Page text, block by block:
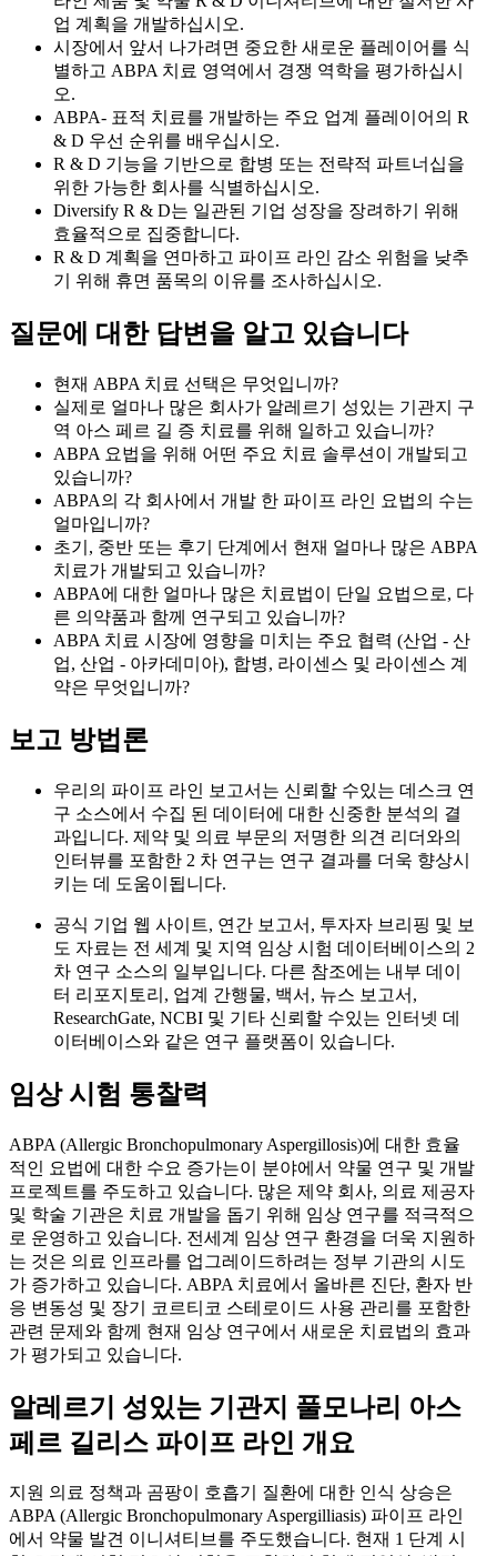
업 계획을 개발하십시오.
시장에서 앞서 나가려면 중요한 새로운 플레이어를 식
별하고 ABPA 치료 영역에서 경쟁 역학을 평가하십시
오.
ABPA- 표적 치료를 개발하는 주요 업계 플레이어의 R
& D 우선 순위를 배우십시오.
R & D 기능을 기반으로 합병 또는 전략적 파트너십을
위한 가능한 회사를 식별하십시오.
Diversify R & D는 일관된 기업 성장을 장려하기 위해
효율적으로 집중합니다.
R & D 계획을 연마하고 파이프 라인 감소 위험을 낮추
기 위해 휴면 품목의 이유를 조사하십시오.
질문에 대한 답변을 알고 있습니다
현재 ABPA 치료 선택은 무엇입니까?
실제로 얼마나 많은 회사가 알레르기 성있는 기관지 구
역 아스 페르 길 증 치료를 위해 일하고 있습니까?
ABPA 요법을 위해 어떤 주요 치료 솔루션이 개발되고
있습니까?
ABPA의 각 회사에서 개발 한 파이프 라인 요법의 수는
얼마입니까?
초기, 중반 또는 후기 단계에서 현재 얼마나 많은 ABPA
치료가 개발되고 있습니까?
ABPA에 대한 얼마나 많은 치료법이 단일 요법으로, 다
른 의약품과 함께 연구되고 있습니까?
ABPA 치료 시장에 영향을 미치는 주요 협력 (산업 - 산
업, 산업 - 아카데미아), 합병, 라이센스 및 라이센스 계
약은 무엇입니까?
보고 방법론
우리의 파이프 라인 보고서는 신뢰할 수있는 데스크 연
구 소스에서 수집 된 데이터에 대한 신중한 분석의 결
과입니다. 제약 및 의료 부문의 저명한 의견 리더와의
인터뷰를 포함한 2 차 연구는 연구 결과를 더욱 향상시
키는 데 도움이됩니다.
공식 기업 웹 사이트, 연간 보고서, 투자자 브리핑 및 보
도 자료는 전 세계 및 지역 임상 시험 데이터베이스의 2
차 연구 소스의 일부입니다. 다른 참조에는 내부 데이
터 리포지토리, 업계 간행물, 백서, 뉴스 보고서,
ResearchGate, NCBI 및 기타 신뢰할 수있는 인터넷 데
이터베이스와 같은 연구 플랫폼이 있습니다.
임상 시험 통찰력
ABPA (Allergic Bronchopulmonary Aspergillosis)에 대한 효율
적인 요법에 대한 수요 증가는이 분야에서 약물 연구 및 개발
프로젝트를 주도하고 있습니다. 많은 제약 회사, 의료 제공자
및 학술 기관은 치료 개발을 돕기 위해 임상 연구를 적극적으
로 운영하고 있습니다. 전세계 임상 연구 환경을 더욱 지원하
는 것은 의료 인프라를 업그레이드하려는 정부 기관의 시도
가 증가하고 있습니다. ABPA 치료에서 올바른 진단, 환자 반
응 변동성 및 장기 코르티코 스테로이드 사용 관리를 포함한
관련 문제와 함께 현재 임상 연구에서 새로운 치료법의 효과
가 평가되고 있습니다.
알레르기 성있는 기관지 풀모나리 아스
페르 길리스 파이프 라인 개요
지원 의료 정책과 곰팡이 호흡기 질환에 대한 인식 상승은
ABPA (Allergic Bronchopulmonary Aspergilliasis) 파이프 라인
에서 약물 발견 이니셔티브를 주도했습니다. 현재 1 단계 시